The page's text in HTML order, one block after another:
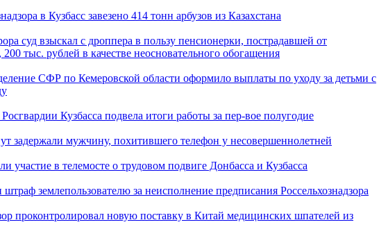
в Кузбасс завезено 414 тонн арбузов из Казахстана
суд взыскал с дроппера в пользу пенсионерки, пострадавшей от
тыс. рублей в качестве неосновательного обогащения
СФР по Кемеровской области оформило выплаты по уходу за детьми с
Кузбасса подвела итоги работы за пер-вое полугодие
задержали мужчину, похитившего телефон у несовершеннолетней
участие в телемосте о трудовом подвиге Донбасса и Кузбасса
штраф землепользователю за неисполнение предписания Россельхознадзора
проконтролировал новую поставку в Китай медицинских шпателей из